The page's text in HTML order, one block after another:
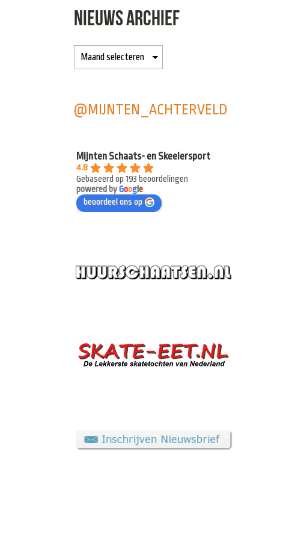
NIEUWS ARCHIEF
@MIJNTEN_ACHTERVELD
Mijnten Schaats- en Skeelersport
4.8
Gebaseerd op 193 beoordelingen
powered byGoogle
beoordeel ons op